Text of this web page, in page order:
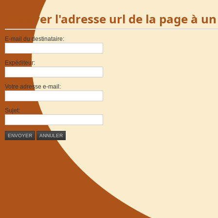
Envoyer l'adresse url de la page à
E-mail du destinataire:
Expéditeur:
Votre adresse e-mail:
Sujet:
ENVOYER ANNULER